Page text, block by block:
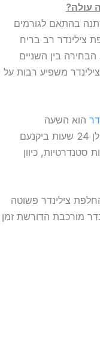
עולה?
בהתאם לגורמים
צילינדר רב בריח
בין השניים
משפיע רבות על
הוא השעה
והסיטואציה בה מגיע המנעולן. שירותי מנעולן 24 שעות ביקנעם
סטנדרטיות, כיוון
צילינדר פשוטה
מורכבת הדורשת זמן